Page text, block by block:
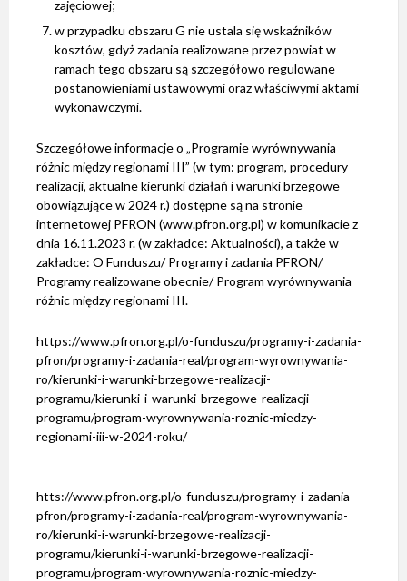
zajęciowej;
w przypadku obszaru G nie ustala się wskaźników
kosztów, gdyż zadania realizowane przez powiat w
ramach tego obszaru są szczegółowo regulowane
postanowieniami ustawowymi oraz właściwymi aktami
wykonawczymi.
Szczegółowe informacje o „Programie wyrównywania
różnic między regionami III” (w tym: program, procedury
realizacji, aktualne kierunki działań i warunki brzegowe
obowiązujące w 2024 r.) dostępne są na stronie
internetowej PFRON (www.pfron.org.pl) w komunikacie z
dnia 16.11.2023 r. (w zakładce: Aktualności), a także w
zakładce: O Funduszu/ Programy i zadania PFRON/
Programy realizowane obecnie/ Program wyrównywania
różnic między regionami III.
https://www.pfron.org.pl/o-funduszu/programy-i-zadania-
pfron/programy-i-zadania-real/program-wyrownywania-
ro/kierunki-i-warunki-brzegowe-realizacji-
programu/kierunki-i-warunki-brzegowe-realizacji-
programu/program-wyrownywania-roznic-miedzy-
regionami-iii-w-2024-roku/
htts://www.pfron.org.pl/o-funduszu/programy-i-zadania-
pfron/programy-i-zadania-real/program-wyrownywania-
ro/kierunki-i-warunki-brzegowe-realizacji-
programu/kierunki-i-warunki-brzegowe-realizacji-
programu/program-wyrownywania-roznic-miedzy-